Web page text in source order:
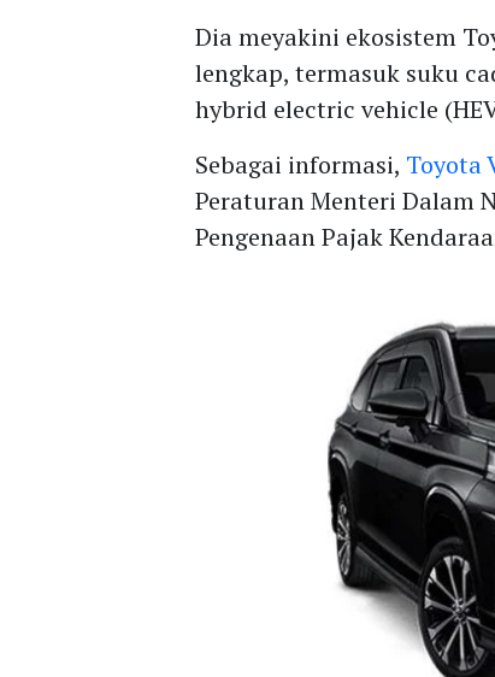
Dia meyakini ekosistem
lengkap, termasuk suku
hybrid electric vehicle
Sebagai informasi, Toyota
Peraturan Menteri Dalam
Pengenaan Pajak